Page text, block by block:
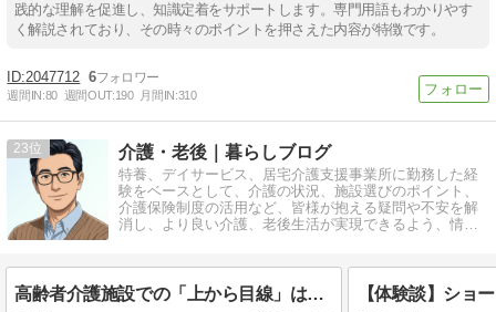
践的な理解を促進し、知識定着をサポートします。専門用語もわかりやす
く解説されており、その時々のポイントを押さえた内容が特徴です。
2047712 6
週間IN:80 週間OUT:190 月間IN:310
23 介護・老後｜暮らしブログ
特養、デイサービス、居宅介護支援事業所に勤務した経
験をベースとして、介護の状況、施設選びのポイント、
介護保険制度の活用など、皆様が抱える疑問や不安を解
消し、より良い介護、老後生活が実現できるよう、情報
高齢者介護施設での「上から目線」はなぜ起こる？|関係性の非対称性から紐解く改善策と正しい接遇